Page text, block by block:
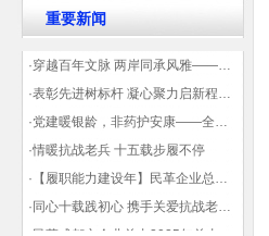
重要新闻
·穿越百年文脉 两岸同承风雅——民革四川省委会“中山天府大讲堂”第三讲在蓉举办
·表彰先进树标杆 凝心聚力启新程——民革企业总支部参加2025年度先进表彰大会有感
·党建暖银龄，非药护安康——全球健康公益大讲堂温情纪实
·情暖抗战老兵 十五载步履不停
·【履职能力建设年】民革企业总支部联合多地民革基层组织发起“夏日送清凉”活动 致敬“乡镇美容师”
·同心十载践初心 携手关爱抗战老兵——民革企业总支部 十年帮扶抗战老兵工作纪实